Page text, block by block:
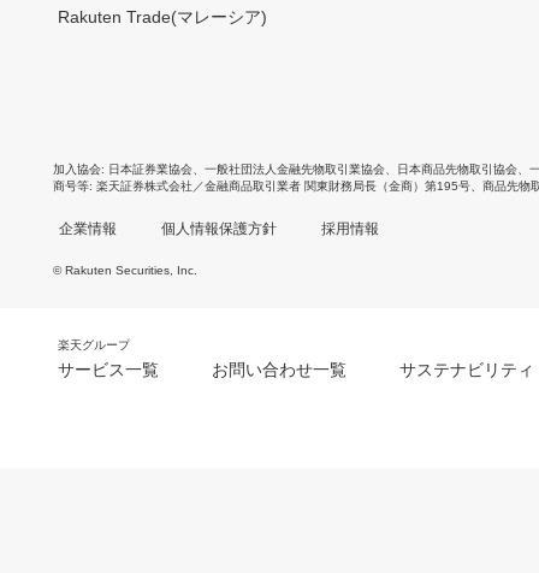
Rakuten Trade(マレーシア)
加入協会 日本証券業協会 一般社団法人金融先物取引業協会 日本商品先物取引協会
商号等 楽天証券株式会社／金融商品取引業者 関東財務局長（金商）第195号、商品先物
企業情報 個人情報保護方針 採用情報
© Rakuten Securities, Inc.
楽天グループ
サービス一覧 お問い合わせ一覧 サステナビリティ